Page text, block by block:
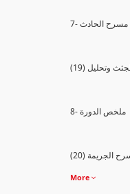
مسرح الحادث
8- ملخص الدورة
الجريمة
More